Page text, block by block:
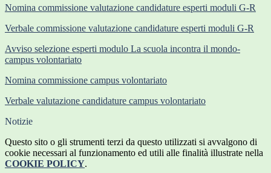
Nomina commissione valutazione candidature esperti moduli G-R
Verbale commissione valutazione candidature esperti moduli G-R
Avviso selezione esperti modulo La scuola incontra il mondo-
campus volontariato
Nomina commissione campus volontariato
Verbale valutazione candidature campus volontariato
Notizie
Questo sito o gli strumenti terzi da questo utilizzati si avvalgono di
cookie necessari al funzionamento ed utili alle finalità illustrate nella
COOKIE POLICY.